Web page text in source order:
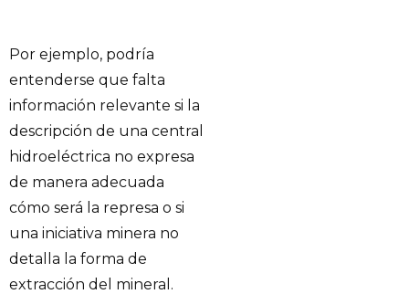
Por ejemplo, podría
entenderse que falta
información relevante si la
descripción de una central
hidroeléctrica no expresa
de manera adecuada
cómo será la represa o si
una iniciativa minera no
detalla la forma de
extracción del mineral.